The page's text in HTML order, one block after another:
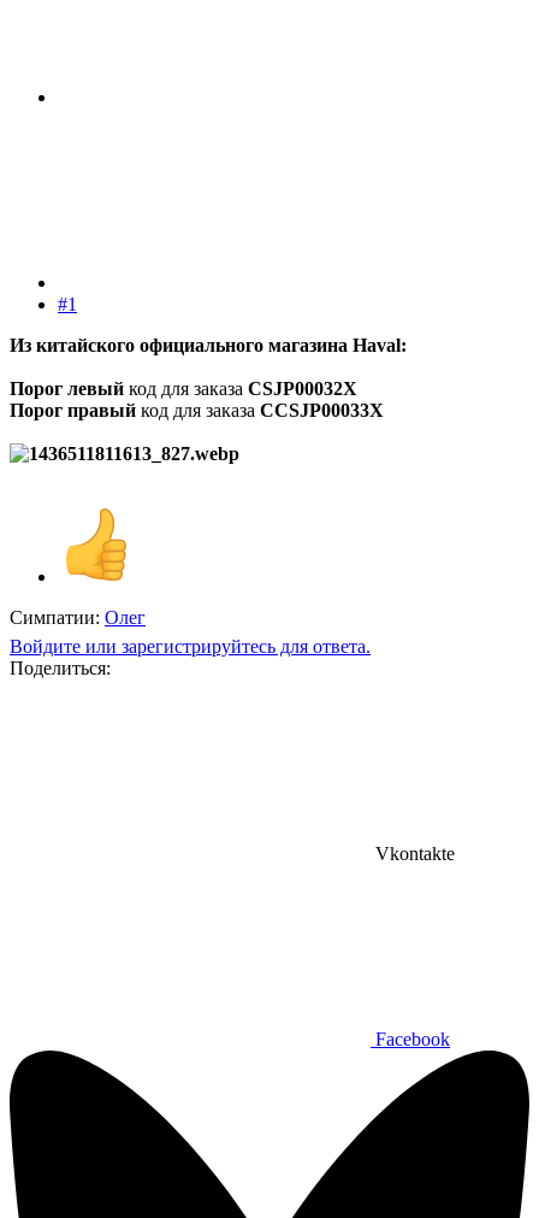
#1
Из китайского официального магазина Haval:
Порог левый код для заказа CSJP00032X
Порог правый код для заказа CCSJP00033X
Симпатии: Олег
Войдите или зарегистрируйтесь для ответа.
Поделиться:
Vkontakte
Facebook